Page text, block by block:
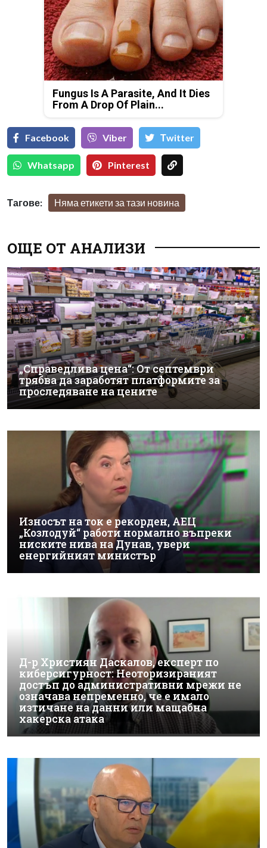
Fungus Is A Parasite, And It Dies
From A Drop Of Plain...
Facebook Viber Тwitter
Whatsapp Pinterest
Тагове: Няма етикети за тази новина
ОЩЕ ОТ АНАЛИЗИ
„Справедлива цена“: От септември
трябва да заработят платформите за
проследяване на цените
Износът на ток е рекорден, АЕЦ
„Козлодуй“ работи нормално въпреки
ниските нива на Дунав, увери
енергийният министър
Д-р Християн Даскалов, експерт по
киберсигурност: Неоторизираният
достъп до административни мрежи не
означава непременно, че е имало
изтичане на данни или мащабна
хакерска атака